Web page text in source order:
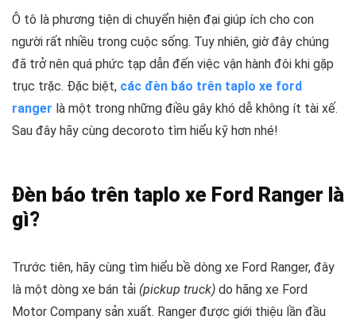
Ô tô là phương tiện di chuyển hiện đại giúp ích cho con
người rất nhiều trong cuộc sống. Tuy nhiên, giờ đây chúng
đã trở nên quá phức tạp dẫn đến việc vận hành đôi khi gặp
trục trặc. Đặc biệt, các đèn báo trên taplo xe ford
ranger là một trong những điều gây khó dễ không ít tài xế.
Sau đây hãy cùng decoroto tìm hiểu kỹ hơn nhé!
Đèn báo trên taplo xe Ford Ranger là
gì?
Trước tiên, hãy cùng tìm hiểu bề dòng xe Ford Ranger, đây
là một dòng xe bán tải (pickup truck) do hãng xe Ford
Motor Company sản xuất. Ranger được giới thiệu lần đầu